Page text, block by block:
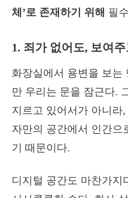
체’로 존재하기 위해 필
1. 죄가 없어도, 보여
화장실에서 용변을 보는
만 우리는 문을 잠근다.
지르고 있어서가 아니라
자만의 공간에서 인간으
기 때문이다.
디지털 공간도 마찬가지